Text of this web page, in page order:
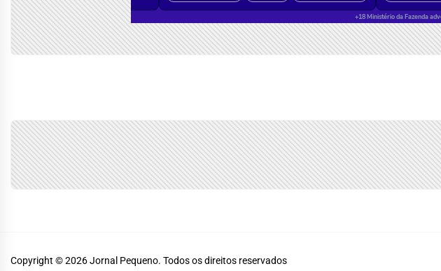
Copyright © 2026Jornal Pequeno. Todos os direitos reservados